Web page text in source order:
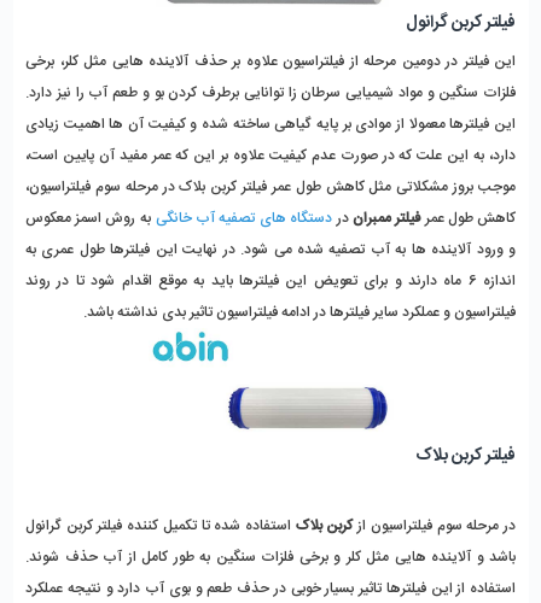
فیلتر کربن گرانول
این فیلتر در دومین مرحله از فیلتراسیون علاوه بر حذف آلاینده هایی مثل کلر، برخی
فلزات سنگین و مواد شیمیایی سرطان زا توانایی برطرف کردن بو و طعم آب را نیز دارد.
این فیلترها معمولا از موادی بر پایه گیاهی ساخته شده و کیفیت آن ها اهمیت زیادی
دارد، به این علت که در صورت عدم کیفیت علاوه بر این که عمر مفید آن پایین است،
موجب بروز مشکلاتی مثل کاهش طول عمر فیلتر کربن بلاک در مرحله سوم فیلتراسیون،
کاهش طول عمرفیلتر ممبراندر دستگاه های تصفیه آب خانگی به روش اسمز معکوس
و ورود آلاینده ها به آب تصفیه شده می شود. در نهایت این فیلترها طول عمری به
اندازه 6 ماه دارند و برای تعویض این فیلترها باید به موقع اقدام شود تا در روند
فیلتراسیون و عملکرد سایر فیلترها در ادامه فیلتراسیون تاثیر بدی نداشته باشد.
فیلتر کربن بلاک
در مرحله سوم فیلتراسیون ازکربن بلاک استفاده شده تا تکمیل کننده فیلتر کربن گرانول
باشد و آلاینده هایی مثل کلر و برخی فلزات سنگین به طور کامل از آب حذف شوند.
استفاده از این فیلترها تاثیر بسیار خوبی در حذف طعم و بوی آب دارد و نتیجه عملکرد